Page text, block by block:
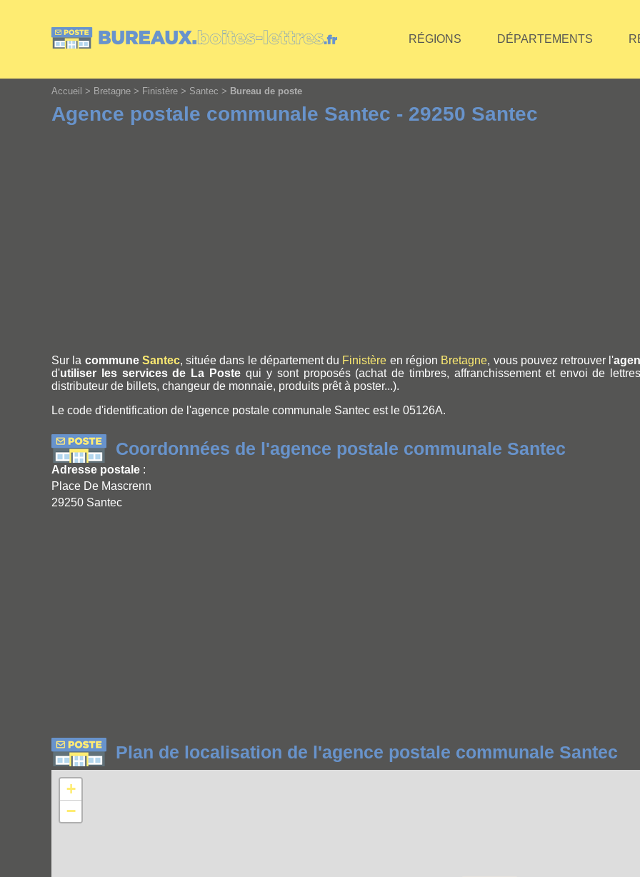
RÉGIONS DÉPARTEMENTS
Accueil > Bretagne > Finistère > Santec > Bureau de poste
Agence postale communale Santec - 29250 Santec
Sur la commune Santec, située dans le département du Finistère en région Bretagne, vous pouvez retrouver l'
d'utiliser les services de La Poste qui y sont proposés (achat de timbres, affranchissement et envoi de
distributeur de billets, changeur de monnaie, produits prêt à poster...).
Le code d'identification de l'agence postale communale Santec est le 05126A.
Coordonnées de l'agence postale communale Santec
Adresse postale :
Place De Mascrenn
29250 Santec
Plan de localisation de l'agence postale communale Santec
+
−